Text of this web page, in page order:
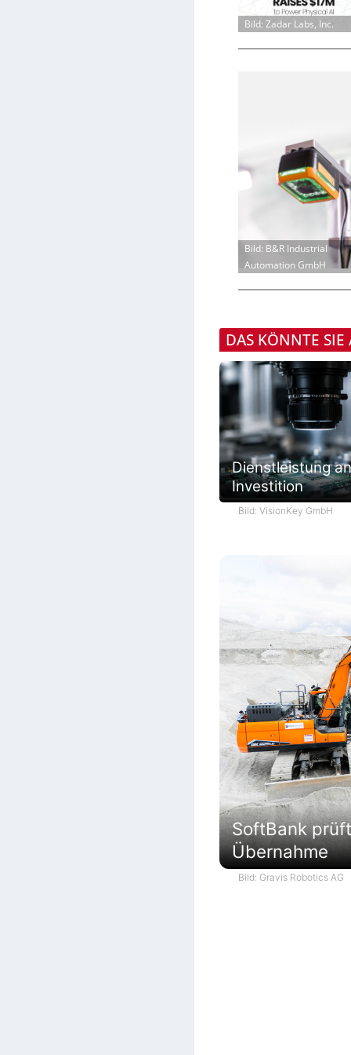
Bild: Zadar Labs, Inc.
Bild: B&R Industrial
Automation GmbH
DAS KÖNNTE SIE
Dienstleistung
Investition
Bild: VisionKey GmbH
SoftBank
Übernahme
Bild: Gravis Robotics AG